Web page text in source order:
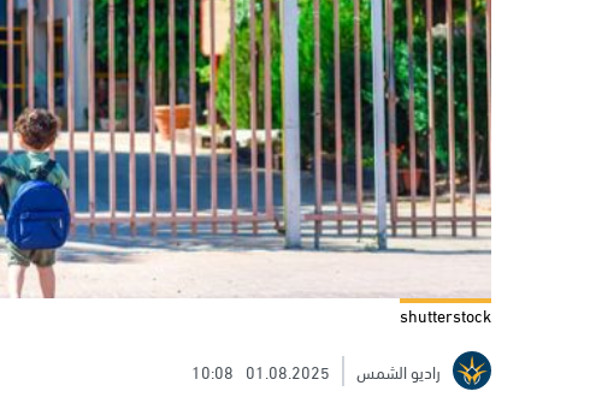
shutterstock
راديو الشمس
01.08.2025
10:08